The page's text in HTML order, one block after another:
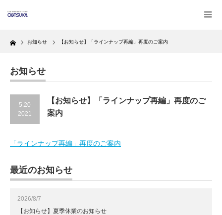
Home お知らせ 【お知らせ】「ラインナップ再編」再度のご案内
お知らせ
5.20
2021
【お知らせ】「ラインナップ再編」再度のご
案内
「ラインナップ再編」再度のご案内
最近のお知らせ
2026/8/7
【お知らせ】夏季休業のお知らせ